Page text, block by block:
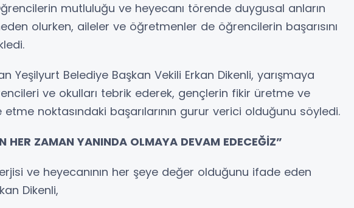
mutluluğu ve heyecanı törende duygusal anların
olurken, aileler ve öğretmenler de öğrencilerin başarısını
Yeşilyurt Belediye Başkan Vekili Erkan Dikenli, yarışmaya
ve okulları tebrik ederek, gençlerin fikir üretme ve
noktasındaki başarılarının gurur verici olduğunu söyledi.
HER ZAMAN YANINDA OLMAYA DEVAM EDECEĞİZ”
ve heyecanının her şeye değer olduğunu ifade eden
Dikenli,